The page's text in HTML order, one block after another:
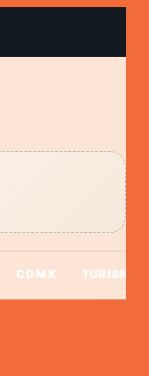
CDMX TURISMO